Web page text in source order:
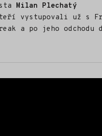
Milan Plechatý
vystupovali už s
a po jeho odchodu